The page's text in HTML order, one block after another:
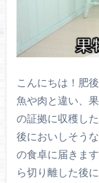
こんにちは！肥
魚や肉と違い、
の証拠に収穫し
後においしそう
の食卓に届きま
ら切り離した後